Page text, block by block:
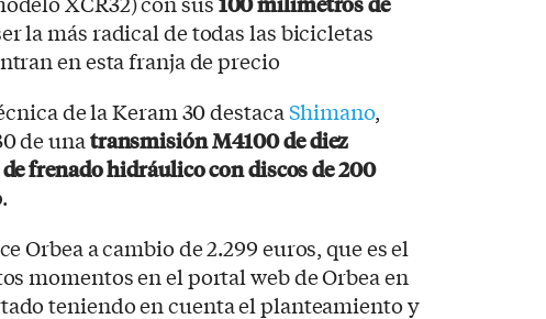
la más radical de todas las bicicletas
en esta franja de precio
de la Keram 30 destacaShimano,
de unatransmisión M4100 de diez
frenado hidráulico con discos de 200
.
Orbea a cambio de 2.299 euros, que es el
momentos en el portal web de Orbea en
teniendo en cuenta el planteamiento y